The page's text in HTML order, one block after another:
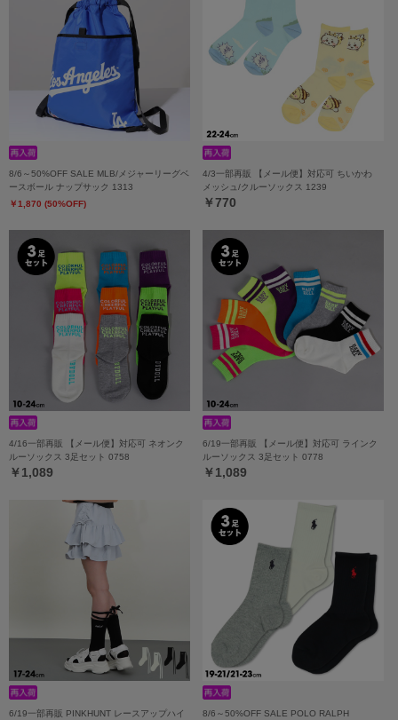
8/6～50%OFF SALE MLB/メジャーリーグベ
ースボール ナップサック 1313
￥1,870 (50%OFF)
4/3一部再販 【メール便】対応可 ちいかわ
メッシュ/クルーソックス 1239
￥770
4/16一部再販 【メール便】対応可 ネオンク
ルーソックス 3足セット 0758
￥1,089
6/19一部再販 【メール便】対応可 ラインク
ルーソックス 3足セット 0778
￥1,089
6/19一部再販 PINKHUNT レースアップハイ
8/6～50%OFF SALE POLO RALPH